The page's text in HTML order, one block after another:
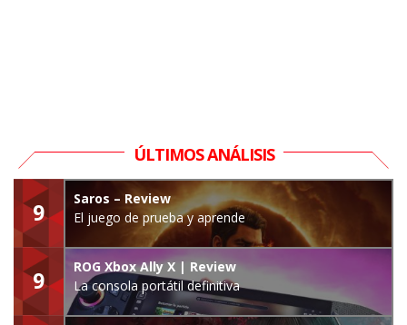
ÚLTIMOS ANÁLISIS
9
Saros – Review
El juego de prueba y aprende
9
ROG Xbox Ally X | Review
La consola portátil definitiva